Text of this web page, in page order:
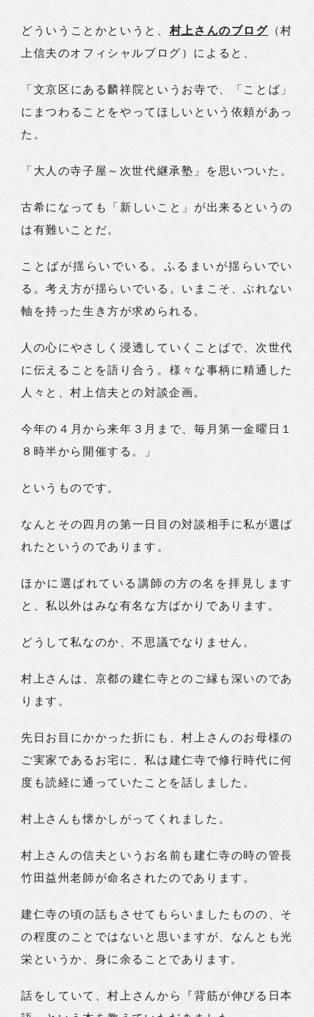
どういうことかというと、 村上さんのブログ （村
上信夫のオフィシャルブログ）によると、
「文京区にある麟祥院というお寺で、「ことば」
にまつわることをやってほしいという依頼があっ
た。
「大人の寺子屋～次世代継承塾」を思いついた。
古希になっても「新しいこと」が出来るというの
は有難いことだ。
ことばが揺らいでいる。ふるまいが揺らいでい
る。考え方が揺らいでいる。いまこそ、ぶれない
軸を持った生き方が求められる。
人の心にやさしく浸透していくことばで、次世代
に伝えることを語り合う。様々な事柄に精通した
人々と、村上信夫との対談企画。
今年の４月から来年３月まで、毎月第一金曜日１
８時半から開催する。」
というものです。
なんとその四月の第一日目の対談相手に私が選ば
れたというのであります。
ほかに選ばれている講師の方の名を拝見します
と、私以外はみな有名な方ばかりであります。
どうして私なのか、不思議でなりません。
村上さんは、京都の建仁寺とのご縁も深いのであ
ります。
先日お目にかかった折にも、村上さんのお母様の
ご実家であるお宅に、私は建仁寺で修行時代に何
度も読経に通っていたことを話しました。
村上さんも懐かしがってくれました。
村上さんの信夫というお名前も建仁寺の時の管長
竹田益州老師が命名されたのであります。
建仁寺の頃の話もさせてもらいましたものの、そ
の程度のことではないと思いますが、なんとも光
栄というか、身に余ることであります。
話をしていて、村上さんから『背筋が伸びる日本